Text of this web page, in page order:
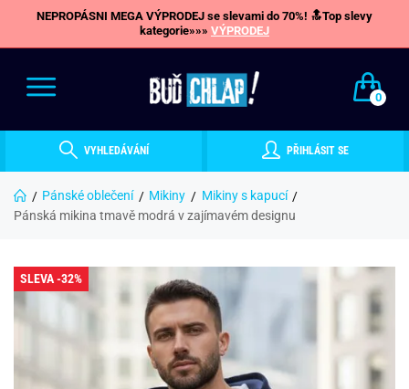
NEPROPÁSNI MEGA VÝPRODEJ se slevami do 70%! 🔝Top slevy
kategorie»»» VÝPRODEJ
0
VYHLEDÁVÁNÍ PŘIHLÁSIT SE
Pánské oblečení Mikiny
Mikiny s kapucí
Pánská mikina tmavě modrá v zajímavém designu
SLEVA -32%